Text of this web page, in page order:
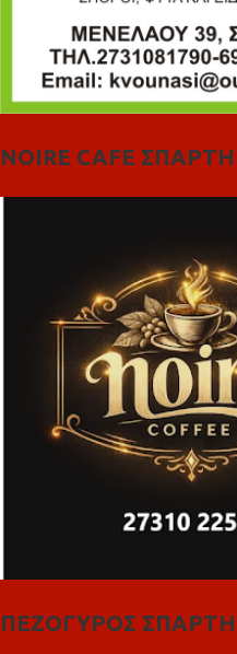
NOIRE CAFE ΣΠΑΡΤΗ
ΠΕΖΟΓΥΡΟΣ ΣΠΑΡΤΗ